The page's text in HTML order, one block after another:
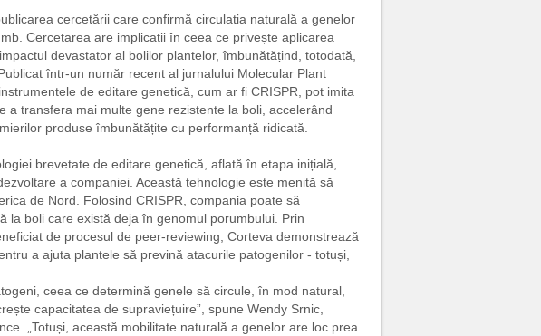
cercetării care confirmă circulatia naturală a genelor
Cercetarea are implicații în ceea ce privește aplicarea
devastator al bolilor plantelor, îmbunătățind, totodată,
într-un număr recent al jurnalului Molecular Plant
de editare genetică, cum ar fi CRISPR, pot imita
a transfera mai multe gene rezistente la boli, accelerând
produse îmbunătățite cu performanță ridicată.
brevetate de editare genetică, aflată în etapa inițială,
a companiei. Această tehnologie este menită să
de Nord. Folosind CRISPR, compania poate să
la boli care există deja în genomul porumbului. Prin
de procesul de peer-reviewing, Corteva demonstrează
a ajuta plantele să prevină atacurile patogenilor - totuși,
ceea ce determină genele să circule, în mod natural,
capacitatea de supraviețuire”, spune Wendy Srnic,
„Totuși, această mobilitate naturală a genelor are loc prea